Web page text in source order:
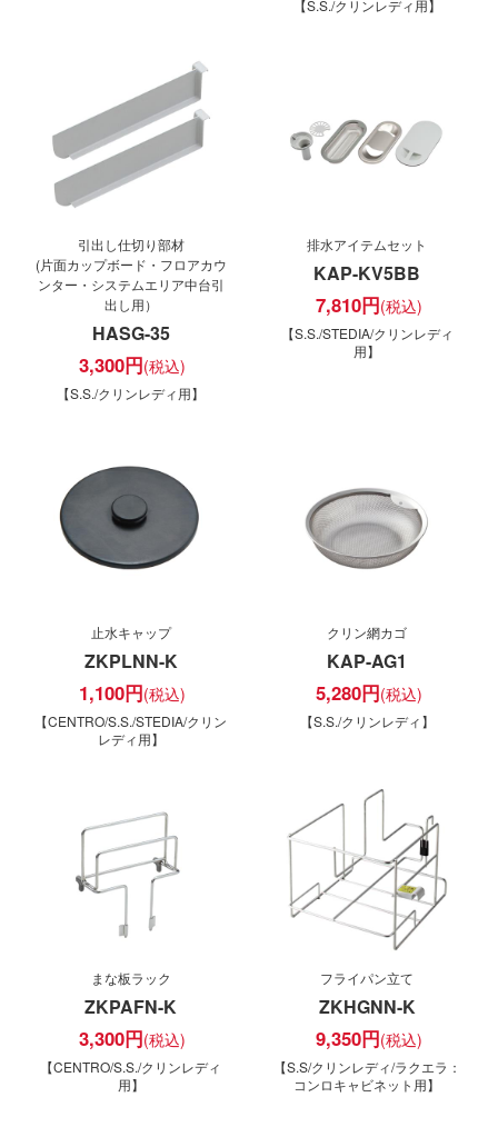
【S.S./クリンレディ用】
引出し仕切り部材
(片面カップボード・フロアカウ
ンター・システムエリア中台引
出し用）
HASG-35
3,300円
【S.S./クリンレディ用】
排水アイテムセット
KAP-KV5BB
7,810円
【S.S./STEDIA/クリンレディ
用】
止水キャップ
ZKPLNN-K
1,100円
【CENTRO/S.S./STEDIA/クリン
レディ用】
クリン網カゴ
KAP-AG1
5,280円
【S.S./クリンレディ】
まな板ラック
ZKPAFN-K
3,300円
【CENTRO/S.S./クリンレディ
用】
フライパン立て
ZKHGNN-K
9,350円
【S.S/クリンレディ/ラクエラ：
コンロキャビネット用】